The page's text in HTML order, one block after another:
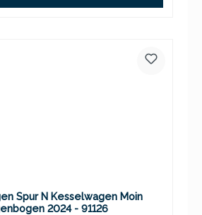
Spur N Kesselwagen Moin
2024 - 91126